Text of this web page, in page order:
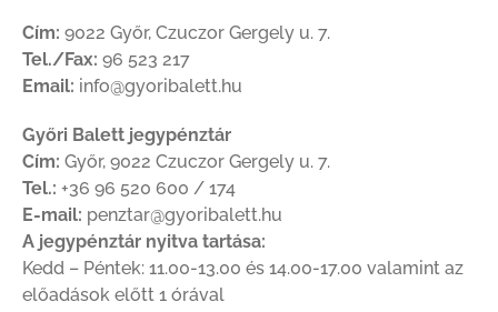
Cím: 9022 Győr, Czuczor Gergely u. 7.
Tel./Fax: 96 523 217
Email: info@gyoribalett.hu
Győri Balett jegypénztár
Cím: Győr, 9022 Czuczor Gergely u. 7.
Tel.: +36 96 520 600 / 174
E-mail: penztar@gyoribalett.hu
A jegypénztár nyitva tartása:
Kedd – Péntek: 11.00-13.00 és 14.00-17.00 valamint az
előadások előtt 1 órával